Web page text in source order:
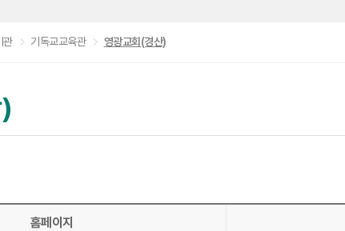
관 기독교교육관 영광교회(경산)
홈페이지